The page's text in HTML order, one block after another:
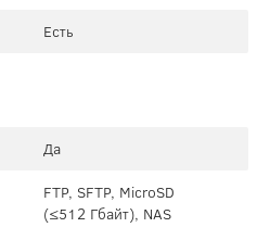
Есть
Да
FTP, SFTP, MicroSD
(≤512 Гбайт), NAS